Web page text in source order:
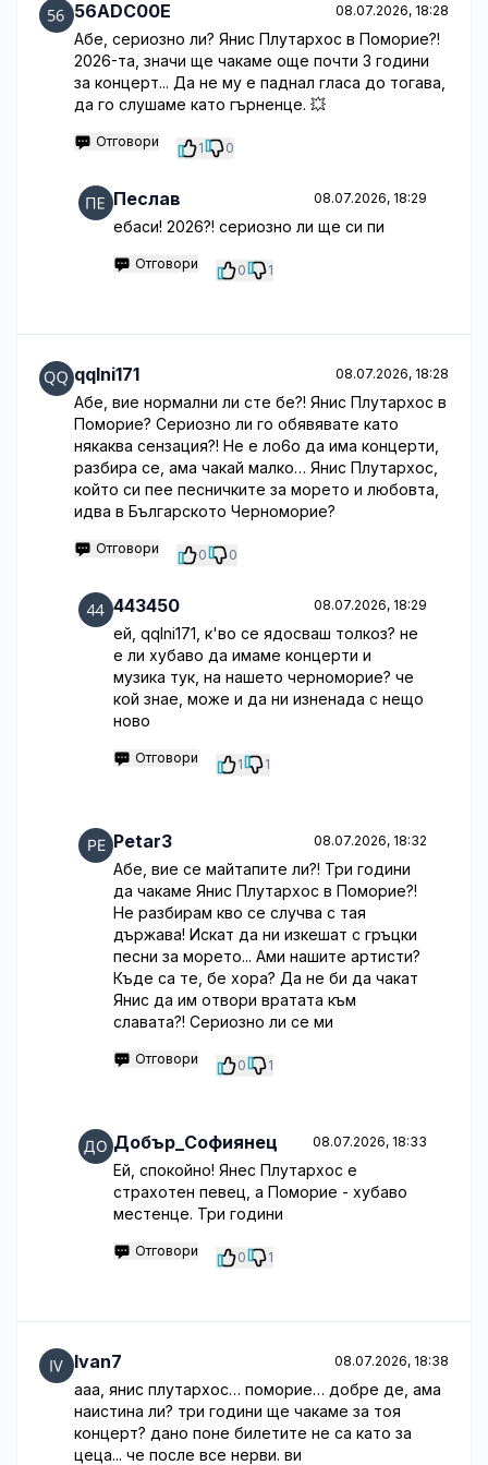
56ADC00E 08.07.2026, 18:28
Абе, сериозно ли? Янис Плутархос в Поморие?!
2026-та, значи ще чакаме още почти 3 години
за концерт... Да не му е паднал гласа до тогава,
да го слушаме като гърненце. 💥
Отговори 1 0
Песлав 08.07.2026, 18:29
ебаси! 2026?! сериозно ли ще си пи
Отговори 0 1
qqlni171 08.07.2026, 18:28
Абе, вие нормални ли сте бе?! Янис Плутархос в
Поморие? Сериозно ли го обявявате като
някаква сензация?! Не е ло6о да има концерти,
разбира се, ама чакай малко… Янис Плутархос,
който си пее песничките за морето и любовта,
идва в Българското Черноморие?
Отговори 0 0
443450 08.07.2026, 18:29
ей, qqlni171, к'во се ядосваш толкоз? не
е ли хубаво да имаме концерти и
музика тук, на нашето черноморие? че
кой знае, може и да ни изненада с нещо
ново
Отговори 1 1
Petar3 08.07.2026, 18:32
Абе, вие се майтапите ли?! Три години
да чакаме Янис Плутархос в Поморие?!
Не разбирам кво се случва с тая
държава! Искат да ни изкешат с гръцки
песни за морето... Ами нашите артисти?
Къде са те, бе хора? Да не би да чакат
Янис да им отвори вратата към
славата?! Сериозно ли се ми
Отговори 0 1
Добър_Софиянец 08.07.2026, 18:33
Ей, спокойно! Янес Плутархос е
страхотен певец, а Поморие - хубаво
местенце. Три години
Отговори 0 1
Ivan7 08.07.2026, 18:38
ааа, янис плутархос… поморие… добре де, ама
наистина ли? три години ще чакаме за тоя
концерт? дано поне билетите не са като за
цеца... че после все нерви. ви